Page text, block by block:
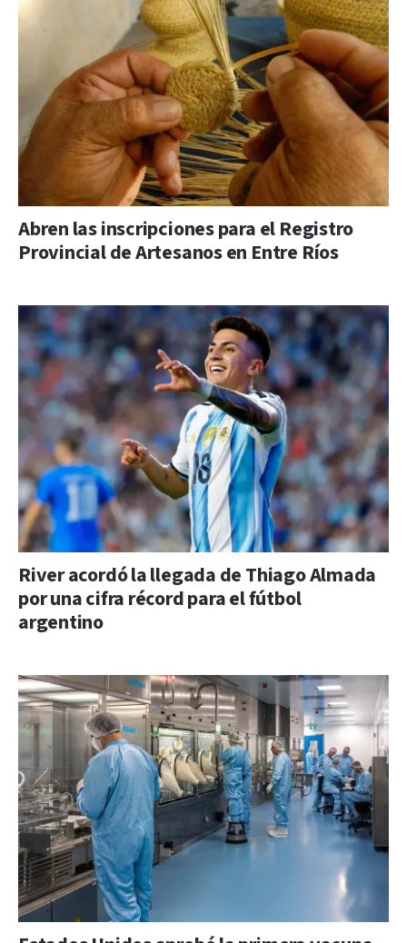
Abren las inscripciones para el Registro
Provincial de Artesanos en Entre Ríos
River acordó la llegada de Thiago Almada
por una cifra récord para el fútbol
argentino